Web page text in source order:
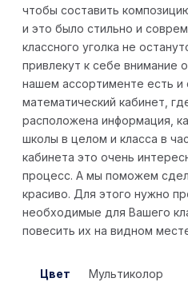
чтобы составить
и это было стильно и
классного уголка не
привлекут к себе внимание
нашем ассортименте есть и
математический кабинет,
расположена информация,
школы в целом и класса в
кабинета это очень
процесс. А мы поможем
красиво. Для этого нужно
необходимые для Вашего
повесить их на видном
Цвет Мультиколор